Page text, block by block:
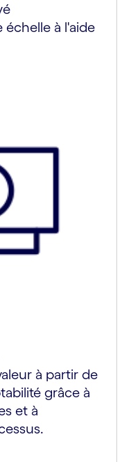
échelle à l'aide
à partir de
grâce à
et à